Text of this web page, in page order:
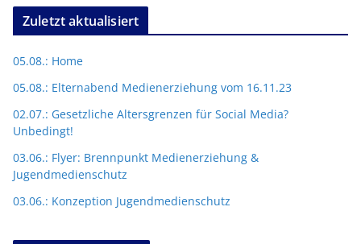
Zuletzt aktualisiert
05.08.: Home
05.08.: Elternabend Medienerziehung vom 16.11.23
02.07.: Gesetzliche Altersgrenzen für Social Media?
Unbedingt!
03.06.: Flyer: Brennpunkt Medienerziehung &
Jugendmedienschutz
03.06.: Konzeption Jugendmedienschutz